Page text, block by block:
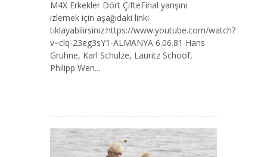
M4X Erkekler Dört ÇifteFinal yarışını
izlemek için aşağıdaki linki
tıklayabilirsiniz:https://www.youtube.com/watch?
v=clq-23eg3sY1-ALMANYA 6.06.81 Hans
Gruhne, Karl Schulze, Lauritz Schoof,
Philipp Wen...